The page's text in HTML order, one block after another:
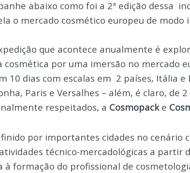
abaixo como foi a 2ª edição dessa
o mercado cosmético europeu de modo
que acontece anualmente é
cosmética por uma imersão no mercado
10 dias com escalas em 2 países, Itália e
Paris e Versalhes – além, é claro, de
respeitados, a Cosmopacke
por importantes cidades no cenário
técnico-mercadológicas a partir
formação do profissional de